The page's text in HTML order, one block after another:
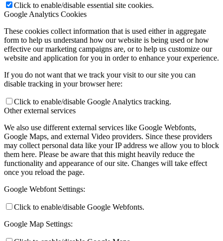
Click to enable/disable essential site cookies.
Google Analytics Cookies
These cookies collect information that is used either in aggregate
form to help us understand how our website is being used or how
effective our marketing campaigns are, or to help us customize our
website and application for you in order to enhance your experience.
If you do not want that we track your visit to our site you can
disable tracking in your browser here:
Click to enable/disable Google Analytics tracking.
Other external services
We also use different external services like Google Webfonts,
Google Maps, and external Video providers. Since these providers
may collect personal data like your IP address we allow you to block
them here. Please be aware that this might heavily reduce the
functionality and appearance of our site. Changes will take effect
once you reload the page.
Google Webfont Settings:
Click to enable/disable Google Webfonts.
Google Map Settings: